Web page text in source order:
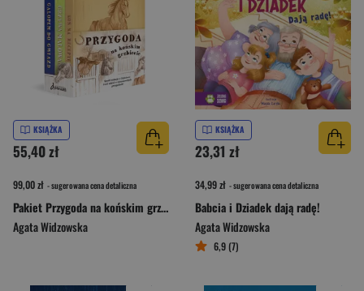
KSIĄŻKA
55,40 zł
99,00 zł - sugerowana cena detaliczna
Pakiet Przygoda na końskim grzbiecie
Agata Widzowska
KSIĄŻKA
23,31 zł
34,99 zł - sugerowana cena detaliczna
Babcia i Dziadek dają radę!
Agata Widzowska
6,9 (7)